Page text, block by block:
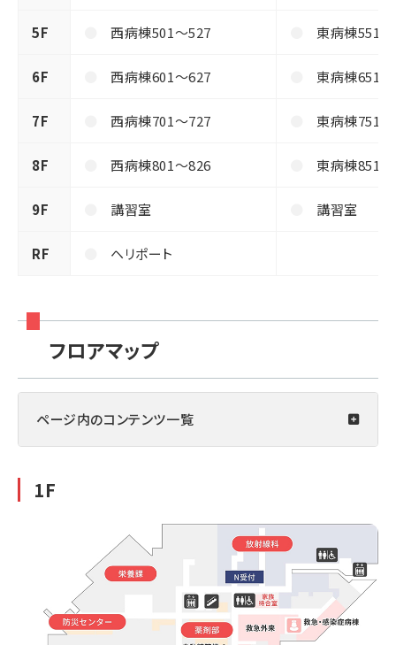
5F 西病棟501～527 東病棟551
6F 西病棟601～627 東病棟651
7F 西病棟701～727 東病棟751
8F 西病棟801～826 東病棟851
9F 講習室 講習室
RF ヘリポート
フロアマップ
ページ内のコンテンツ一覧
1F